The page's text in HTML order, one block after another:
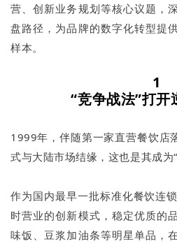
营、创新业务规划等核心议题，
盘路径，为品牌的数字化转型提
样本。
1
“竞争战法”打开
1999年，伴随第一家直营餐饮店
式与大陆市场结缘，这也是其成为
作为国内最早一批标准化餐饮连
时营业的创新模式，稳定优质的
味饭、豆浆加油条等明星单品，